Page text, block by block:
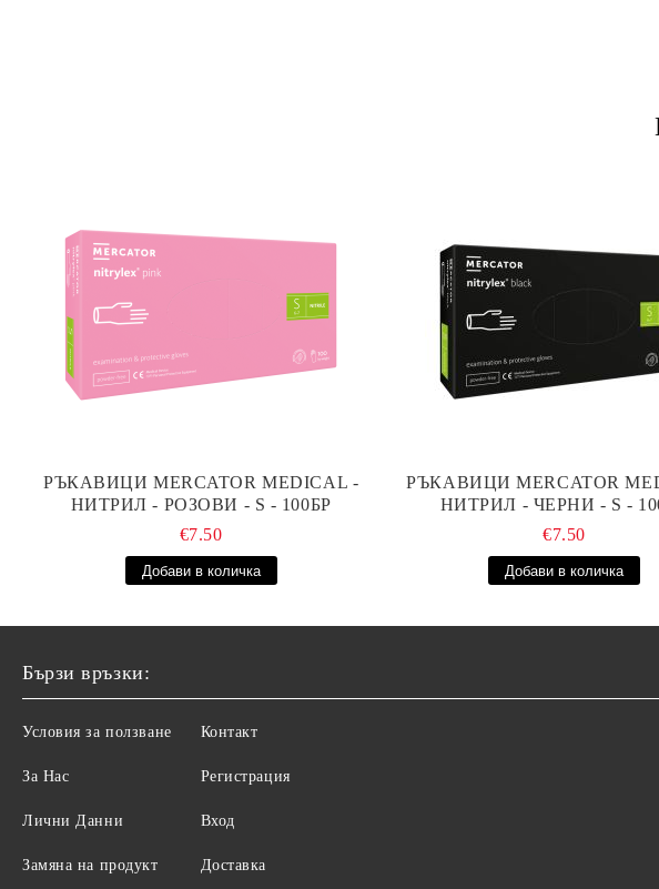
РЪКАВИЦИ MERCATOR MEDICAL -
НИТРИЛ - РОЗОВИ - S - 100БР
€7.50
РЪКАВИЦИ MERCATOR
НИТРИЛ - ЧЕРНИ - S -
€7.50
Бързи връзки:
Условия за ползване
За Нас
Лични Данни
Замяна на продукт
Контакт
Регистрация
Вход
Доставка